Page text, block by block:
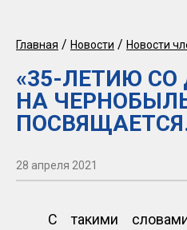
Главная / Новости / Новости
«35-ЛЕТИЮ
НА
28 апреля 2021
С такими